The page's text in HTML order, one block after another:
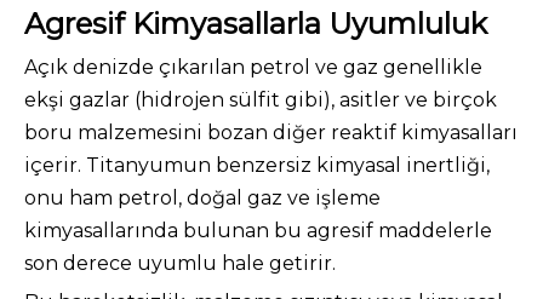
Agresif Kimyasallarla Uyumluluk
Açık denizde çıkarılan petrol ve gaz genellikle
ekşi gazlar (hidrojen sülfit gibi), asitler ve birçok
boru malzemesini bozan diğer reaktif kimyasalları
içerir. Titanyumun benzersiz kimyasal inertliği,
onu ham petrol, doğal gaz ve işleme
kimyasallarında bulunan bu agresif maddelerle
son derece uyumlu hale getirir.